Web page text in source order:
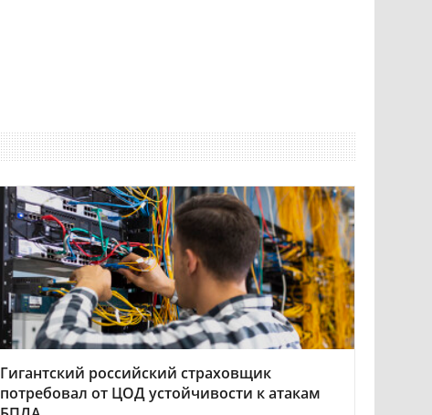
Гигантский российский страховщик
потребовал от ЦОД устойчивости к атакам